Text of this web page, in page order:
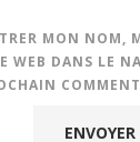
MON NOM,
WEB DANS LE